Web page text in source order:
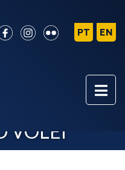
- SADA
VÔLEI